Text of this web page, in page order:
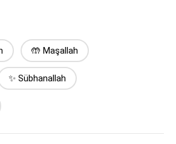
🤲 Maşallah
✨ Sübhanallah